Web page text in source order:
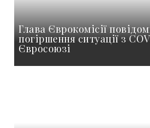
Глава Єврокомісії
погіршення ситуації з
Євросоюзі